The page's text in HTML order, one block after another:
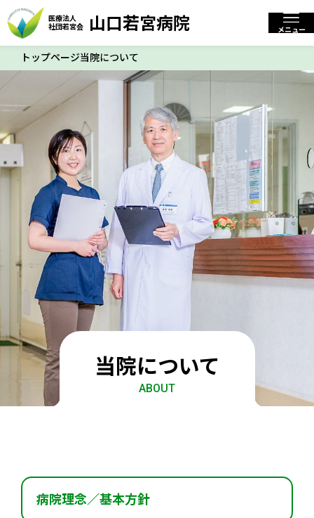
社団若宮会
山口若宮病院 閉じる
文字サイズ
トップページ
当院について
入院・入所について
お知らせ
交通アクセス
採用情報
個人情報保護方針
083-927-3661
医療法人
社団若宮会
山口若宮病院 メニュー
トップページ当院について
当院について
ABOUT
病院理念／基本方針